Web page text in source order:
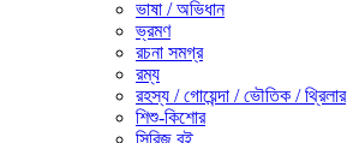
ভাষা / অভিধান
ভ্রমণ
রচনা সমগ্র
রম্য
রহস্য / গোয়েন্দা / ভৌতিক / থ্রিলার
শিশু-কিশোর
সিরিজ বই